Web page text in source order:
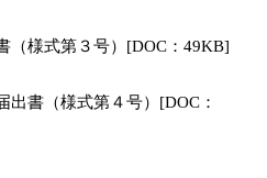
（様式第３号）[DOC：49KB]
出書（様式第４号）[DOC：